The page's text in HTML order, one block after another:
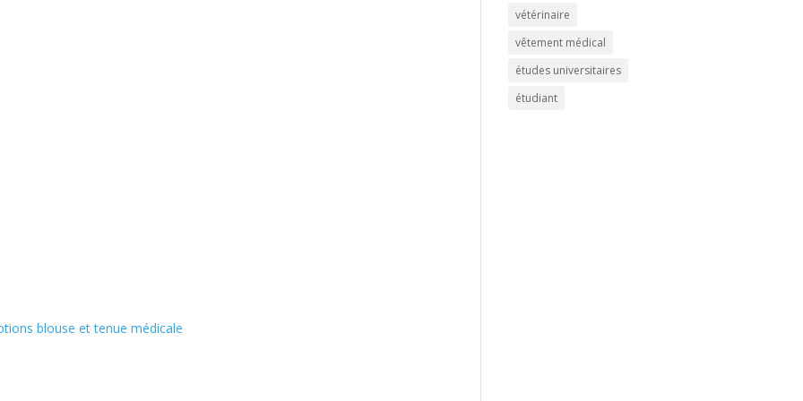
blouse et tenue médicale
vétérinaire
vêtement médical
études universitaires
étudiant